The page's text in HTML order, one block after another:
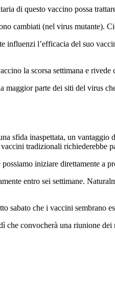
di questo vaccino possa
cambiati (nel virus mutante).
influenzi l’efficacia del suo
la scorsa settimana e
parte dei siti del virus
sfida inaspettata, un
tradizionali richiederebbe
iniziare direttamente a
entro sei settimane.
sabato che i vaccini sembrano
convocherà una riunione